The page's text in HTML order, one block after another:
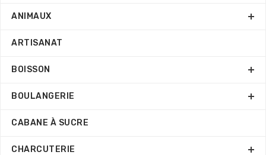
ANIMAUX
ARTISANAT
BOISSON
BOULANGERIE
CABANE À SUCRE
CHARCUTERIE